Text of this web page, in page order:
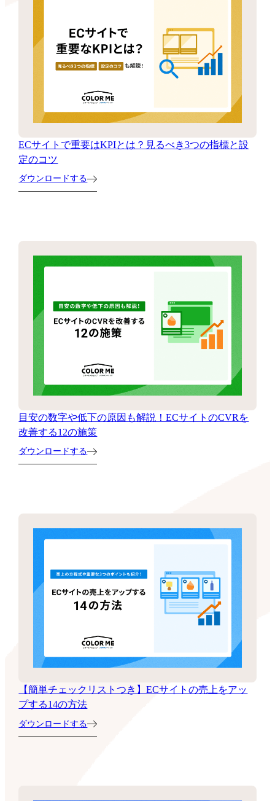
ECサイトで重要はKPIとは？見るべき3つの指標と設
定のコツ
ダウンロードする
目安の数字や低下の原因も解説！ECサイトのCVRを
改善する12の施策
ダウンロードする
【簡単チェックリストつき】ECサイトの売上をアッ
プする14の方法
ダウンロードする